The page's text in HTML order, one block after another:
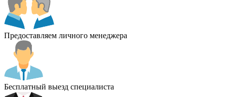
Предоставляем личного менеджера
Бесплатный выезд специалиста